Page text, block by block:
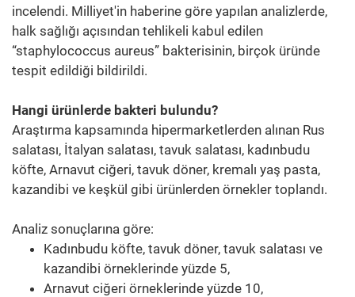
incelendi. Milliyet'in haberine göre yapılan analizlerde,
halk sağlığı açısından tehlikeli kabul edilen
“staphylococcus aureus” bakterisinin, birçok üründe
tespit edildiği bildirildi.
Hangi ürünlerde bakteri bulundu?
Araştırma kapsamında hipermarketlerden alınan Rus
salatası, İtalyan salatası, tavuk salatası, kadınbudu
köfte, Arnavut ciğeri, tavuk döner, kremalı yaş pasta,
kazandibi ve keşkül gibi ürünlerden örnekler toplandı.
Analiz sonuçlarına göre:
Kadınbudu köfte, tavuk döner, tavuk salatası ve
kazandibi örneklerinde yüzde 5,
Arnavut ciğeri örneklerinde yüzde 10,